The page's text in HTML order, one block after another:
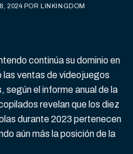
2024 POR LINKINGDOM
continúa su dominio en
ventas de videojuegos
según el informe anual de la
revelan que los diez
durante 2023 pertenecen
aún más la posición de la